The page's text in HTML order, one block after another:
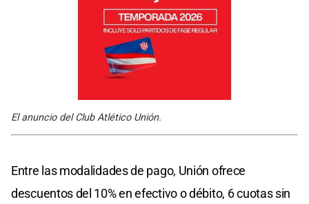
El anuncio del Club Atlético Unión.
Entre las modalidades de pago, Unión ofrece
descuentos del 10% en efectivo o débito, 6 cuotas sin